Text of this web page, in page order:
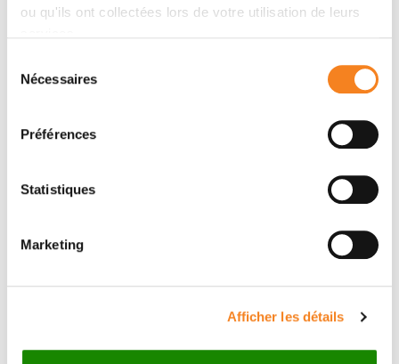
ou qu'ils ont collectées lors de votre utilisation de leurs
Nécessaires
Préférences
Statistiques
Marketing
Afficher les détails
ANNE HOUDUSSE-JUILLE
Membres